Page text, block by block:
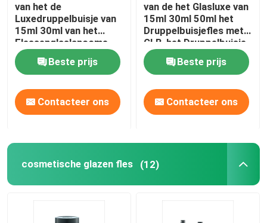
van het de
Luxedruppelbuisje van
15ml 30ml van het
Flessenglaslancome
van het de Essentie
Lege Oog de
Dalingsfles
Beste prijs
Contacteer ons
van de het Glasluxe van
15ml 30ml 50ml het
Druppelbuisjefles met
GLB-het Druppelbuisje
van de Etherische
olieflesBeste prijs
Contacteer ons
cosmetische glazen fles (12)